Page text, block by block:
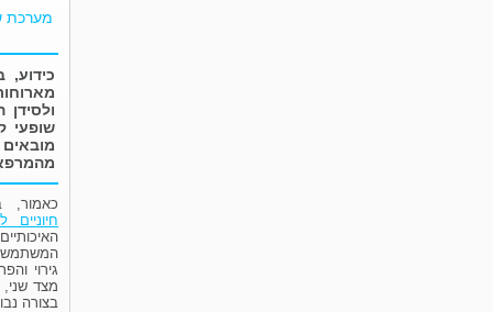
מערכת
שופעי
כאמור,
חיוניים
המשתמש
גירוי
מצד
בצורה